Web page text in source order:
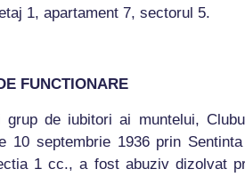
1, apartament 7, sectorul 5.
FUNCTIONARE
grup de iubitori ai muntelui,
10 septembrie 1936 prin
1 cc., a fost abuziv dizolvat